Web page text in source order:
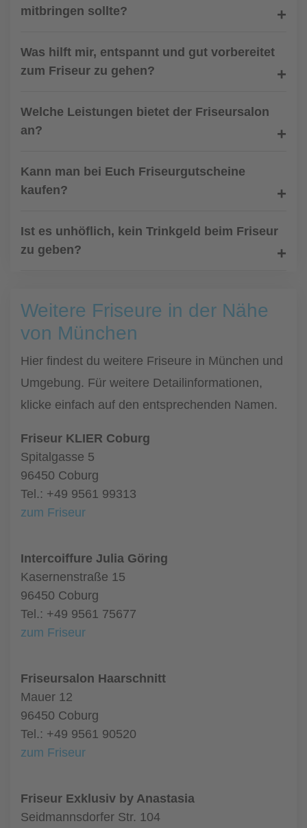
mitbringen sollte?
Was hilft mir, entspannt und gut vorbereitet
zum Friseur zu gehen?
Welche Leistungen bietet der Friseursalon
an?
Kann man bei Euch Friseurgutscheine
kaufen?
Ist es unhöflich, kein Trinkgeld beim Friseur
zu geben?
Weitere Friseure in der Nähe
von München
Hier findest du weitere Friseure in München und
Umgebung. Für weitere Detailinformationen,
klicke einfach auf den entsprechenden Namen.
Friseur KLIER Coburg
Spitalgasse 5
96450 Coburg
Tel.: +49 9561 99313
zum Friseur
Intercoiffure Julia Göring
Kasernenstraße 15
96450 Coburg
Tel.: +49 9561 75677
zum Friseur
Friseursalon Haarschnitt
Mauer 12
96450 Coburg
Tel.: +49 9561 90520
zum Friseur
Friseur Exklusiv by Anastasia
Seidmannsdorfer Str. 104